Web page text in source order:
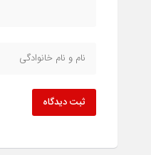
ثبت دیدگاه